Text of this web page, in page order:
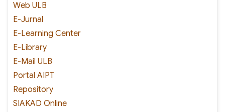
Web ULB
E-Jurnal
E-Learning Center
E-Library
E-Mail ULB
Portal AIPT
Repository
SIAKAD Online